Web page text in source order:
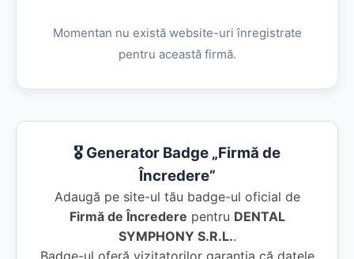
Momentan nu există website-uri înregistrate
pentru această firmă.
🎖️ Generator Badge „Firmă de
Încredere”
Adaugă pe site-ul tău badge-ul oficial de
Firmă de Încredere pentru DENTAL
SYMPHONY S.R.L..
Badge-ul oferă vizitatorilor garanția că datele